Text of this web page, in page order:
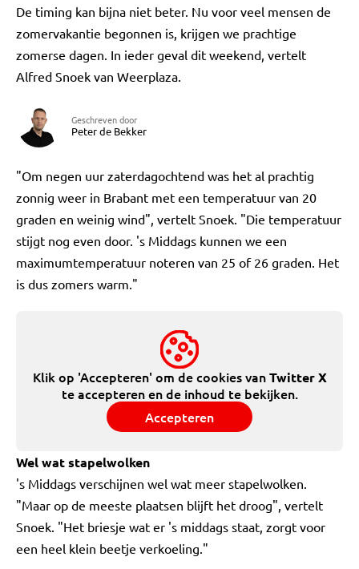
De timing kan bijna niet beter. Nu voor veel mensen de
zomervakantie begonnen is, krijgen we prachtige
zomerse dagen. In ieder geval dit weekend, vertelt
Alfred Snoek van Weerplaza.
Geschreven door
Peter de Bekker
"Om negen uur zaterdagochtend was het al prachtig
zonnig weer in Brabant met een temperatuur van 20
graden en weinig wind", vertelt Snoek. "Die temperatuur
stijgt nog even door. 's Middags kunnen we een
maximumtemperatuur noteren van 25 of 26 graden. Het
is dus zomers warm."
Klik op 'Accepteren' om de cookies vanTwitter X
te accepteren en de inhoud te bekijken.
Accepteren
Wel wat stapelwolken
's Middags verschijnen wel wat meer stapelwolken.
"Maar op de meeste plaatsen blijft het droog", vertelt
Snoek. "Het briesje wat er 's middags staat, zorgt voor
een heel klein beetje verkoeling."